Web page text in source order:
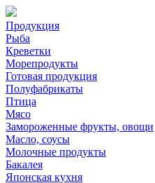
Продукция
Рыба
Креветки
Морепродукты
Готовая продукция
Полуфабрикаты
Птица
Мясо
Замороженные фрукты, овощи
Масло, соусы
Молочные продукты
Бакалея
Японская кухня